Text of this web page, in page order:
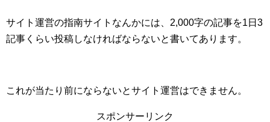
サイト運営の指南サイトなんかには、2,000字の記事を1日3
記事くらい投稿しなければならないと書いてあります。
これが当たり前にならないとサイト運営はできません。
スポンサーリンク